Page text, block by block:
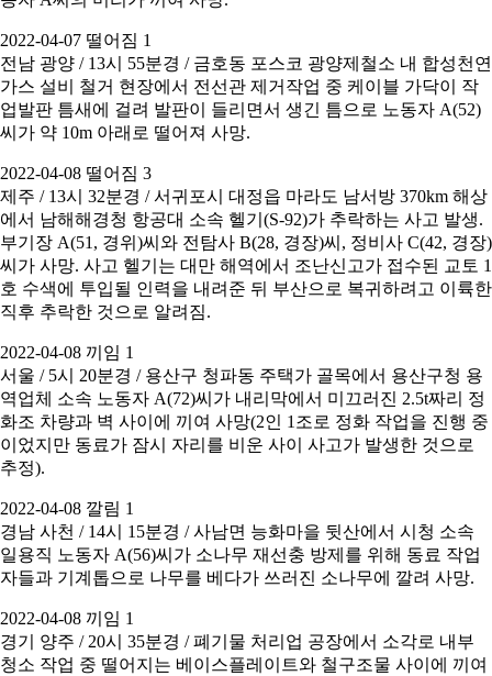
2022-04-07 떨어짐 1
전남 광양 / 13시 55분경 / 금호동 포스코 광양제철소 내 합성천연
가스 설비 철거 현장에서 전선관 제거작업 중 케이블 가닥이 작
업발판 틈새에 걸려 발판이 들리면서 생긴 틈으로 노동자 A(52)
씨가 약 10m 아래로 떨어져 사망.
2022-04-08 떨어짐 3
제주 / 13시 32분경 / 서귀포시 대정읍 마라도 남서방 370km 해상
에서 남해해경청 항공대 소속 헬기(S-92)가 추락하는 사고 발생.
부기장 A(51, 경위)씨와 전탐사 B(28, 경장)씨, 정비사 C(42, 경장)
씨가 사망. 사고 헬기는 대만 해역에서 조난신고가 접수된 교토 1
호 수색에 투입될 인력을 내려준 뒤 부산으로 복귀하려고 이륙한
직후 추락한 것으로 알려짐.
2022-04-08 끼임 1
서울 / 5시 20분경 / 용산구 청파동 주택가 골목에서 용산구청 용
역업체 소속 노동자 A(72)씨가 내리막에서 미끄러진 2.5t짜리 정
화조 차량과 벽 사이에 끼여 사망(2인 1조로 정화 작업을 진행 중
이었지만 동료가 잠시 자리를 비운 사이 사고가 발생한 것으로
추정).
2022-04-08 깔림 1
경남 사천 / 14시 15분경 / 사남면 능화마을 뒷산에서 시청 소속
일용직 노동자 A(56)씨가 소나무 재선충 방제를 위해 동료 작업
자들과 기계톱으로 나무를 베다가 쓰러진 소나무에 깔려 사망.
2022-04-08 끼임 1
경기 양주 / 20시 35분경 / 폐기물 처리업 공장에서 소각로 내부
청소 작업 중 떨어지는 베이스플레이트와 철구조물 사이에 끼여